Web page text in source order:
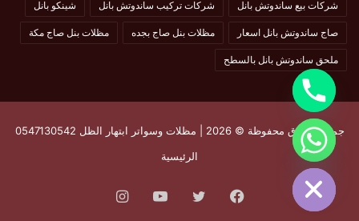
شركات بيع ساندوتش بانل شركات تركيب ساندوتش بانل شينكو بانل
صاج ساندوتش بانل اسعار مظلات بنل صاج بجده مظلات بنل صاج مكة
ملحق ساندوتش بانل بالسطح
جميع الحقوق محفوظة © 2026 | مظلات وسواتر ابتهار الظل 0547130542
الرئيسية
فيسبوك تويتر يوتيوب
Hide
chaty